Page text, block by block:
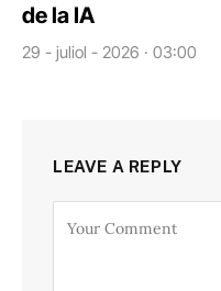
de la IA
29 - juliol - 2026 · 03:00
LEAVE A REPLY